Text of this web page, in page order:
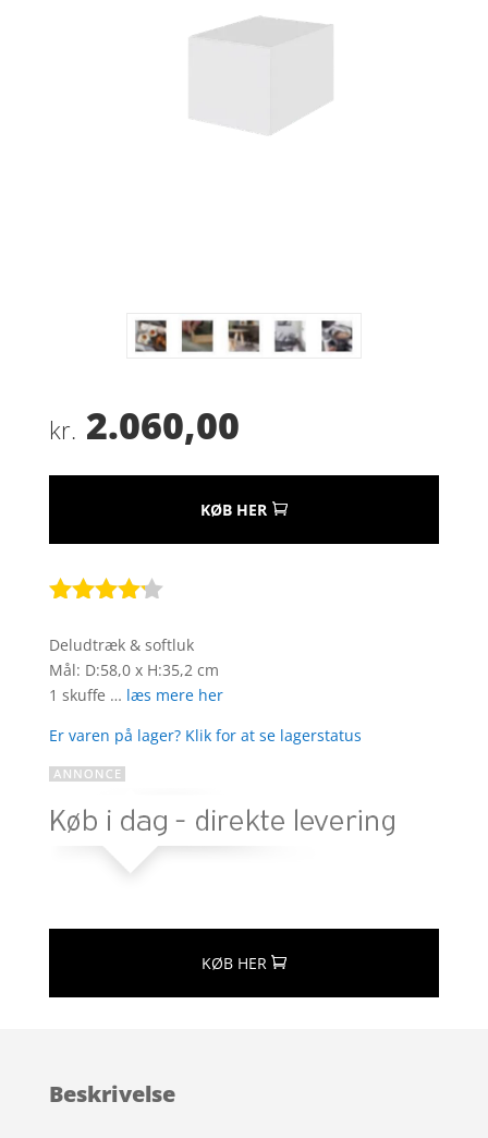
kr. 2.060,00
KØB HER
som4.1
ud af 5
baseret
på
kundebedø
mmelser
Deludtræk & softluk
Mål: D:58,0 x H:35,2 cm
1 skuffe … læs mere her
Er varen på lager? Klik for at se lagerstatus
KØB HER
Beskrivelse